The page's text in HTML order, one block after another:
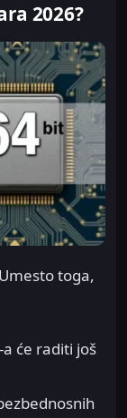
2026?
toga,
će raditi još